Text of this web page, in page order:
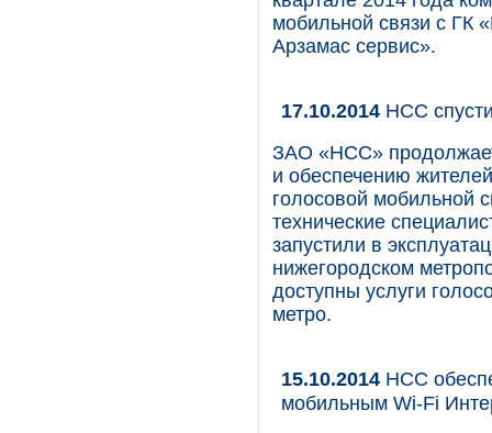
мобильной связи с
Арзамас сервис».
17.10.2014 НСС
ЗАО «НСС»
и обеспечению
голосовой мобильной
технические
запустили в
нижегородском
доступны услуги
метро.
15.10.2014 НСС
мобильным Wi-Fi